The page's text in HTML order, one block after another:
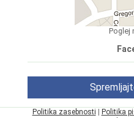
Poglej
Politika zasebnosti Politika